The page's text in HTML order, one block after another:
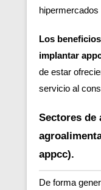
Los
implantar
de estar
servicio al
Sectores de
appcc).
De forma